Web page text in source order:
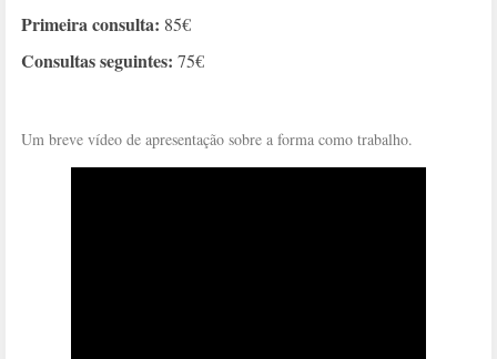
Primeira consulta: 85€
Consultas seguintes: 75€
Um breve vídeo de apresentação sobre a forma como trabalho.